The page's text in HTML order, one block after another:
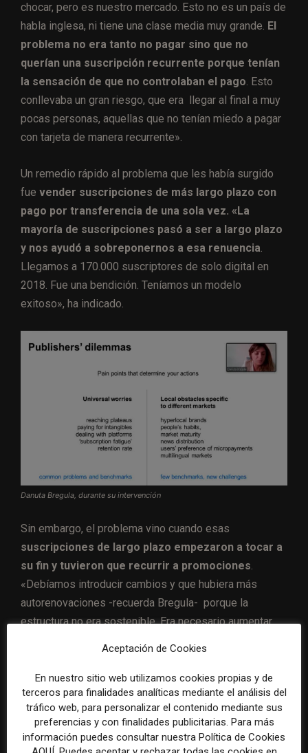
chocar, pero es nuestro mercado. Esto no es un país de
habla inglesa, ni tiene una clase media muy grande. El
problema no era tanto no pagar sino que no
querían una suscripción recurrente porque tenían
la sensación de que no controlaban el pago. Esto
conllevaba un gran riesgo, que era llegar al final a muy
pocas personas, aquellas que no tenían miedo a pagar
con tarjeta de manera recurrente».
Un remedio rápido al problema que les había surgido
fue vender suscripciones de más largo plazo con
pago por transferencia de una sola vez. «La
mayoría de suscripciones pasó a ser a largo plazo
y nos ayudó a sobreponernos a esa renuencia.
Llegamos a 170.000 suscriptores de solo digital en
2018. Fue una bendición. Teníamos un modelo
exitoso», ha indicado.
Danuta Bregula, durante su intervención
Sin embargo, el problema vino cuando esas
suscripciones de largo plazo empezaron a tocar a
su fin y tuvieron que recurrir a promociones
«Debíamos introducir cambios y que hubiera más
autorenovaciones -recuerda Bregula- porque la
estructura no era sostenible. Era necesario aumentar
Pasos que dio Gazeta Wyborcza para
lograr suscripciones recurrentes
1. Se dejaron de ofrecerfree trials,pruebas
gratuitas.
Aceptación de Cookies
En nuestro sitio web utilizamos cookies propias y de
terceros para finalidades analíticas mediante el análisis del
tráfico web, para personalizar el contenido mediante sus
preferencias y con finalidades publicitarias. Para más
información puedes consultar nuestra Política de Cookies